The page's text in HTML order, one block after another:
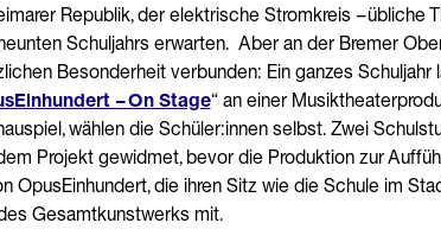
Republik, der elektrische Stromkreis – übliche
Schuljahrs erwarten. Aber an der Bremer
Besonderheit verbunden: Ein ganzes
– On Stage“ an einer
wählen die Schüler:innen selbst. Zwei
Projekt gewidmet, bevor die Produktion zur
OpusEinhundert, die ihren Sitz wie die Schule im
Gesamtkunstwerks mit.